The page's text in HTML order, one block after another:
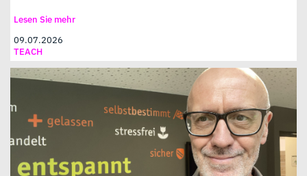
Lesen Sie mehr
09.07.2026
TEACH